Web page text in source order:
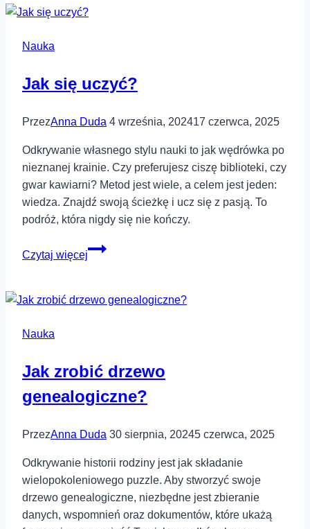
w
jakie
Nauka
Jak się uczyć?
PrzezAnna Duda 4 września, 202417 czerwca, 2025
Odkrywanie własnego stylu nauki to jak wędrówka po
nieznanej krainie. Czy preferujesz ciszę biblioteki, czy
gwar kawiarni? Metod jest wiele, a celem jest jeden:
wiedza. Znajdź swoją ścieżkę i ucz się z pasją. To
podróż, która nigdy się nie kończy.
Czytaj więcej
Jak
Nauka
Jak zrobić drzewo
genealogiczne?
PrzezAnna Duda 30 sierpnia, 20245 czerwca, 2025
Odkrywanie historii rodziny jest jak składanie
wielopokoleniowego puzzle. Aby stworzyć swoje
drzewo genealogiczne, niezbędne jest zbieranie
danych, wspomnień oraz dokumentów, które ukażą